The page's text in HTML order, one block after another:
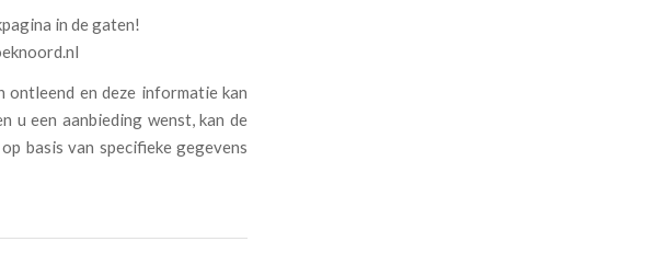
in de gaten!
ontleend en deze informatie kan
u een aanbieding wenst, kan de
basis van specifieke gegevens